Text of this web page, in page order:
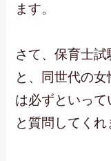
ます。
さて、保育士
と、同世代の
は必ずといっ
と質問してくれ